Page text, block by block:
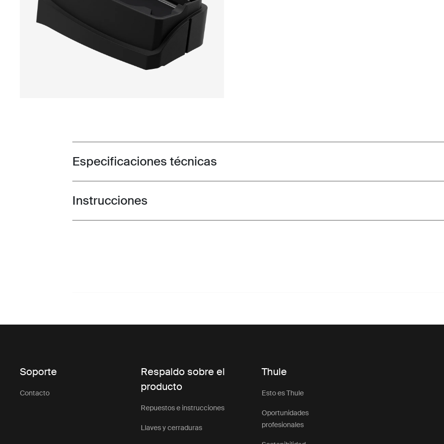
Toggle techspec
Especificaciones técnicas
Toggle guides and instructions
Instrucciones
Soporte
Contacto
Respaldo sobre el
producto
Repuestos e instrucciones
Llaves y cerraduras
Thule
Esto es Thule
Oportunidades
profesionales